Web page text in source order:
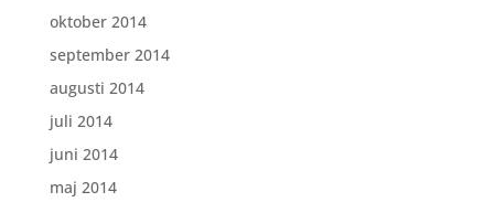
oktober 2014
september 2014
augusti 2014
juli 2014
juni 2014
maj 2014